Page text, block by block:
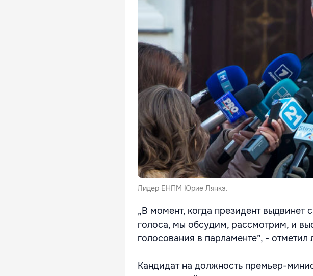
Лидер ЕНПМ Юрие Лянкэ.
„В момент, когда президент выдвинет
голоса, мы обсудим, рассмотрим, и
голосования в парламенте”, -
Кандидат на должность премьер-